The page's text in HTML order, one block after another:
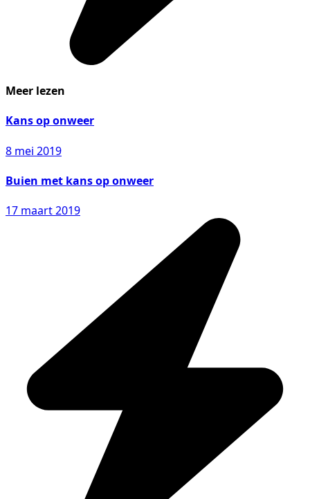
Meer lezen
Kans op onweer
8 mei 2019
Buien met kans op onweer
17 maart 2019